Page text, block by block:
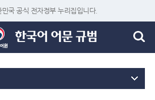
국 공식 전자정부 누리집입니다.